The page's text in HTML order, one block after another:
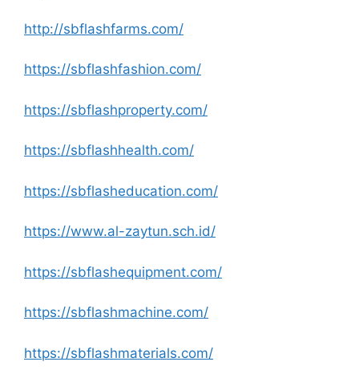
http://sbflashfarms.com/
https://sbflashfashion.com/
https://sbflashproperty.com/
https://sbflashhealth.com/
https://sbflasheducation.com/
https://www.al-zaytun.sch.id/
https://sbflashequipment.com/
https://sbflashmachine.com/
https://sbflashmaterials.com/